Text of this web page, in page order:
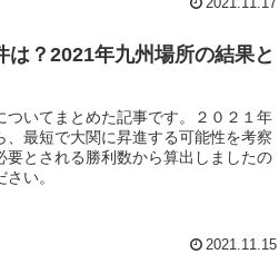
？2021年九州場所の結果と
ついてまとめた記事です。２０２１年
、最短で大関に昇進する可能性を考察
要とされる勝利数から算出しましたの
い。
2021.11.15